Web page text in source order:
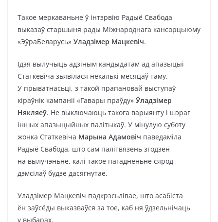
Такое меркаваньне ў інтэрвію Радыё Свабода
выказаў старшыня рады Міжнароднага кансорцыюму
«ЭўраБеларусь» Уладзімер Мацкевіч.
Ідэя вылучыць адзіным кандыдатам ад апазыцыі
Статкевіча зьявілася некалькі месяцаў таму.
У прыватнасьці, з такой прапановай выступаў
кіраўнік кампаніі «Гавары праўду» Ўладзімер
Някляеў. Не выключаюць такога варыянту і шэраг
іншых апазыцыйных палітыкаў. У мінулую суботу
жонка Статкевіча Марына Адамовіч паведаміла
Радыё Свабода, што сам палітвязень згодзен
на вылучэньне, калі такое пагадненьне сярод
дэмсілаў будзе дасягнутае.
Уладзімер Мацкевіч падкрэсьлівае, што асабіста
ён заўсёды выказваўся за тое, каб ня ўдзельнічаць
у выбарах.